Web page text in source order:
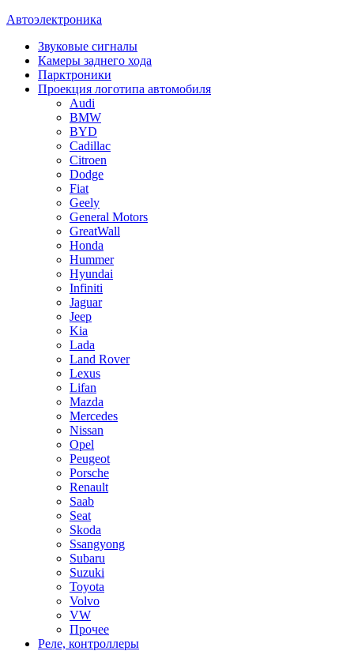
Автоэлектроника
Звуковые сигналы
Камеры заднего хода
Парктроники
Проекция логотипа автомобиля
Audi
BMW
BYD
Cadillac
Citroen
Dodge
Fiat
Geely
General Motors
GreatWall
Honda
Hummer
Hyundai
Infiniti
Jaguar
Jeep
Kia
Lada
Land Rover
Lexus
Lifan
Mazda
Mercedes
Nissan
Opel
Peugeot
Porsche
Renault
Saab
Seat
Skoda
Ssangyong
Subaru
Suzuki
Toyota
Volvo
VW
Прочее
Реле, контроллеры